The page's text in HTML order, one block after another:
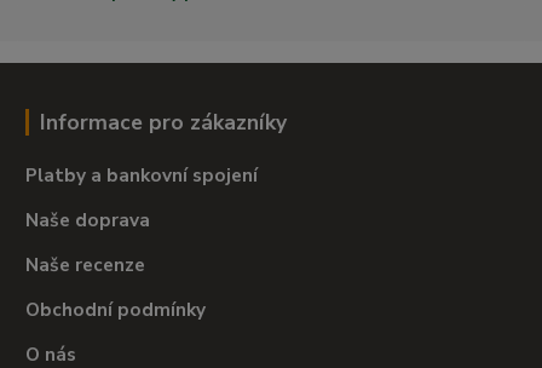
Informace pro zákazníky
Platby a bankovní spojení
Naše doprava
Naše recenze
Obchodní podmínky
O nás